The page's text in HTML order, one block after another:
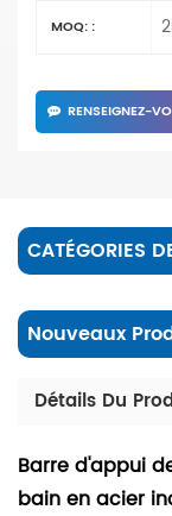
MOQ: :
RENSEIGNEZ-
CATÉGORIES
Nouveaux
Détails Du
Barre d'appui
bain en acier